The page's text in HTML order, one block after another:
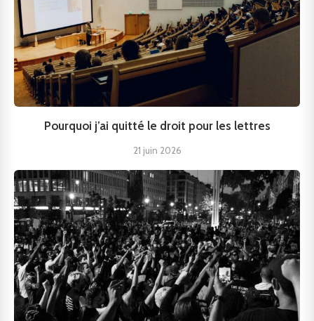
Pourquoi j’ai quitté le droit pour les lettres
21 juin 2026